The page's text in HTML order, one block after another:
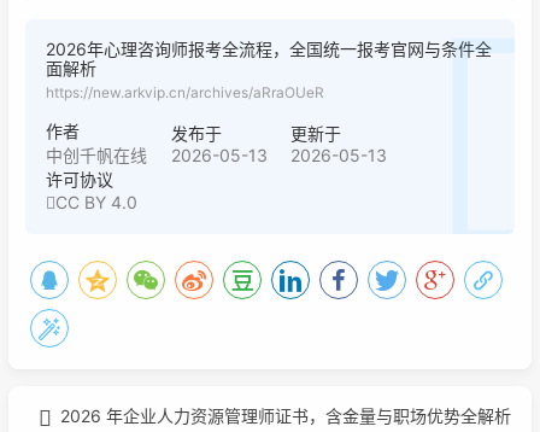
2026年心理咨询师报考全流程，全国统一报考官网与条件全
面解析
https://new.arkvip.cn/archives/aRraOUeR
作者
中创千帆在线
发布于
2026-05-13
更新于
2026-05-13
许可协议
CC BY 4.0
2026 年企业人力资源管理师证书，含金量与职场优势全解析